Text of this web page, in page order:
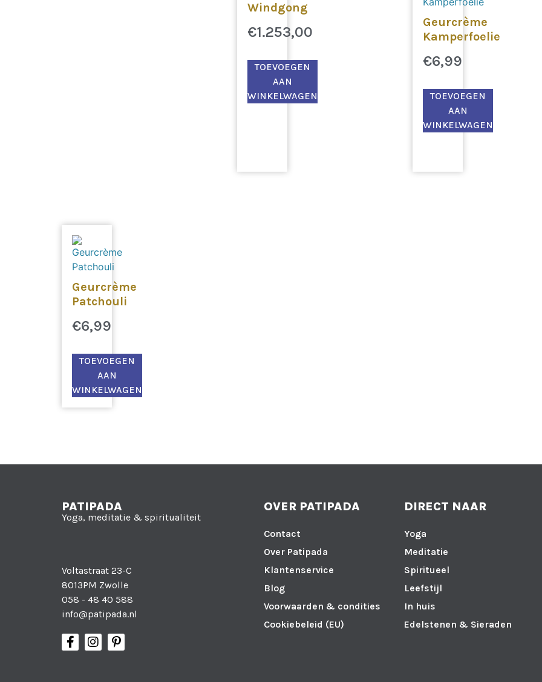
Windgong
€1.253,00
TOEVOEGEN
AAN
WINKELWAGEN
Geurcrème
Kamperfoelie
€6,99
TOEVOEGEN
AAN
WINKELWAGEN
Geurcrème
Patchouli
€6,99
TOEVOEGEN
AAN
WINKELWAGEN
PATIPADA
Yoga, meditatie & spiritualiteit
Voltastraat 23-C
8013PM Zwolle
058 - 48 40 588
info@patipada.nl
OVER PATIPADA
Contact
Over Patipada
Klantenservice
Blog
Voorwaarden & condities
Cookiebeleid (EU)
DIRECT NAAR
Yoga
Meditatie
Spiritueel
Leefstijl
In huis
Edelstenen & Sieraden